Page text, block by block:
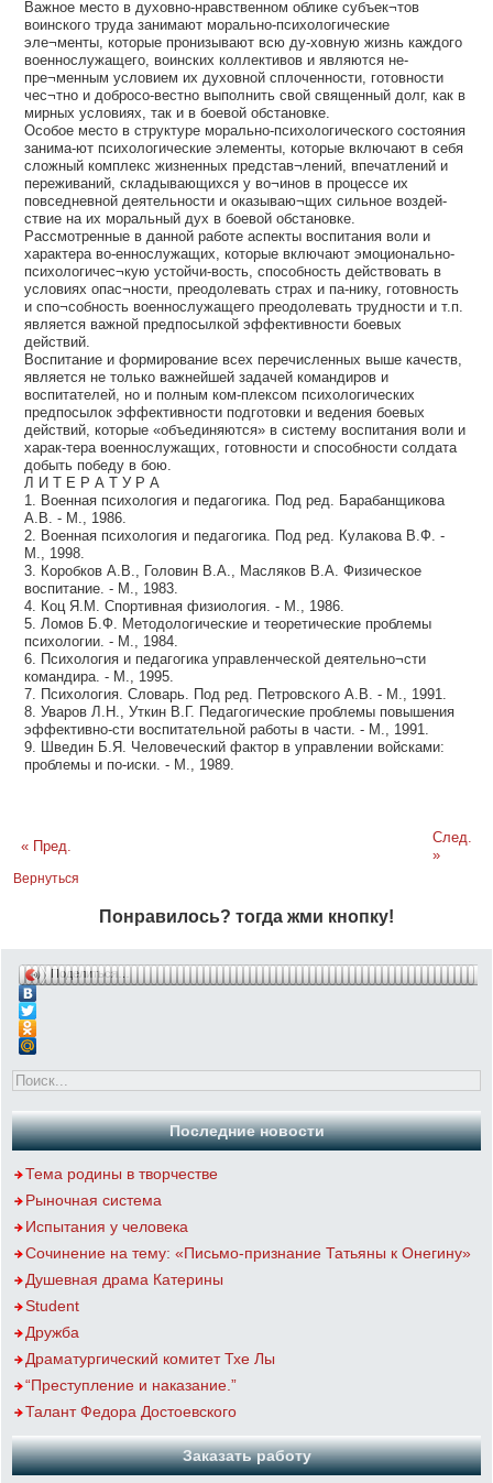
Важное место в духовно-нравственном облике субъек¬тов
воинского труда занимают морально-психологические
эле¬менты, которые пронизывают всю ду-ховную жизнь каждого
военнослужащего, воинских коллективов и являются не-
пре¬менным условием их духовной сплоченности, готовности
чес¬тно и добросо-вестно выполнить свой священный долг, как в
мирных условиях, так и в боевой обстановке.
Особое место в структуре морально-психологического состояния
занима-ют психологические элементы, которые включают в себя
сложный комплекс жизненных представ¬лений, впечатлений и
переживаний, складывающихся у во¬инов в процессе их
повседневной деятельности и оказываю¬щих сильное воздей-
ствие на их моральный дух в боевой обстановке.
Рассмотренные в данной работе аспекты воспитания воли и
характера во-еннослужащих, которые включают эмоционально-
психологичес¬кую устойчи-вость, способность действовать в
условиях опас¬ности, преодолевать страх и па-нику, готовность
и спо¬собность военнослужащего преодолевать трудности и т.п.
является важной предпосылкой эффективности боевых
действий.
Воспитание и формирование всех перечисленных выше качеств,
является не только важнейшей задачей командиров и
воспитателей, но и полным ком-плексом психологических
предпосылок эффективности подготовки и ведения боевых
действий, которые «объединяются» в систему воспитания воли и
харак-тера военнослужащих, готовности и способности солдата
добыть победу в бою.
Л И Т Е Р А Т У Р А
1. Военная психология и педагогика. Под ред. Барабанщикова
А.В. - М., 1986.
2. Военная психология и педагогика. Под ред. Кулакова В.Ф. -
М., 1998.
3. Коробков А.В., Головин В.А., Масляков В.А. Физическое
воспитание. - М., 1983.
4. Коц Я.М. Спортивная физиология. - М., 1986.
5. Ломов Б.Ф. Методологические и теоретические проблемы
психологии. - М., 1984.
6. Психология и педагогика управленческой деятельно¬сти
командира. - М., 1995.
7. Психология. Словарь. Под ред. Петровского А.В. - М., 1991.
8. Уваров Л.Н., Уткин В.Г. Педагогические проблемы повышения
эффективно-сти воспитательной работы в части. - М., 1991.
9. Шведин Б.Я. Человеческий фактор в управлении войсками:
проблемы и по-иски. - М., 1989.
« Пред.
След.
»
Вернуться
Понравилось? тогда жми кнопку!
Поделиться…
Последние новости
Тема родины в творчестве
Рыночная система
Испытания у человека
Сочинение на тему: «Письмо-признание Татьяны к Онегину»
Душевная драма Катерины
Student
Дружба
Драматургический комитет Тхе Лы
“Преступление и наказание.”
Талант Федора Достоевского
Заказать работу